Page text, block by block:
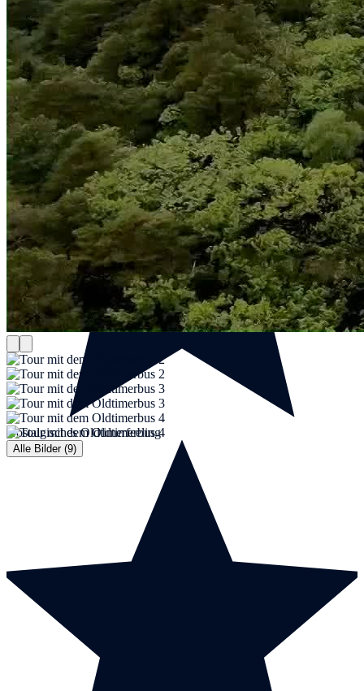
Alle Bilder (9)
Zeitraum
Januar - Dezember
Einmalige Erlebnisse im Oldtimerbus
Nostalgisches Oldtimerfeeling